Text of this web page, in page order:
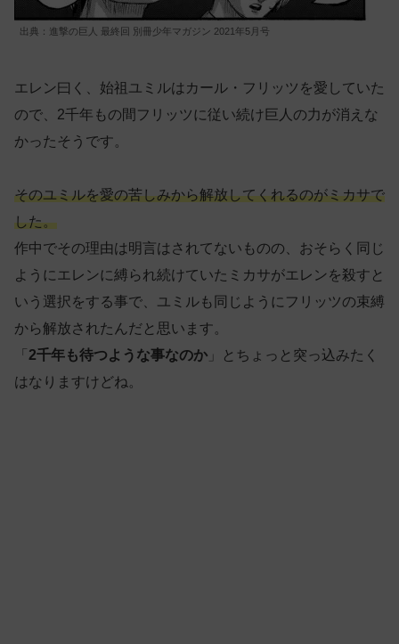
出典：進撃の巨人 最終回 別冊少年マガジン 2021年5月号
エレン曰く、始祖ユミルはカール・フリッツを愛していた
ので、2千年もの間フリッツに従い続け巨人の力が消えな
かったそうです。
そのユミルを愛の苦しみから解放してくれるのがミカサで
した。
作中でその理由は明言はされてないものの、おそらく同じ
ようにエレンに縛られ続けていたミカサがエレンを殺すと
いう選択をする事で、ユミルも同じようにフリッツの束縛
から解放されたんだと思います。
「 2千年も待つような事なのか 」とちょっと突っ込みたく
はなりますけどね。